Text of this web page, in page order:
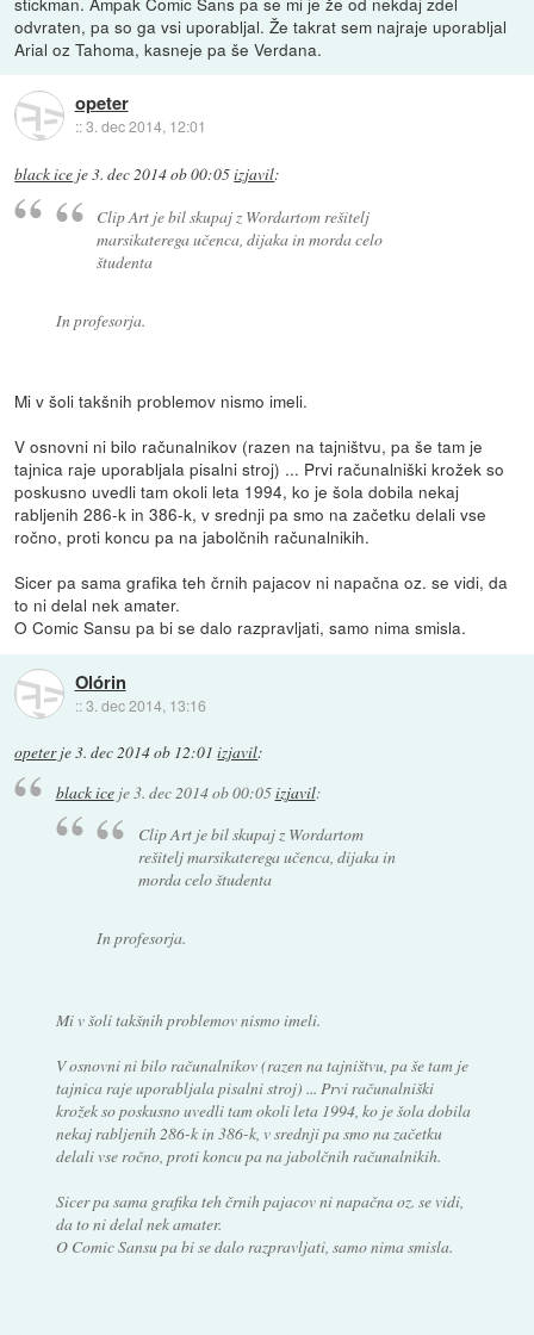
odvraten, pa so ga vsi uporabljal. Že takrat sem najraje uporabljal
Arial oz Tahoma, kasneje pa še Verdana.
opeter
::3. dec 2014, 12:01
black ice je3. dec 2014 ob 00:05izjavil:
Clip Art je bil skupaj z Wordartom rešitelj
marsikaterega učenca, dijaka in morda celo
študenta
In profesorja.
Mi v šoli takšnih problemov nismo imeli.
V osnovni ni bilo računalnikov (razen na tajništvu, pa še tam je
tajnica raje uporabljala pisalni stroj) ... Prvi računalniški krožek so
poskusno uvedli tam okoli leta 1994, ko je šola dobila nekaj
rabljenih 286-k in 386-k, v srednji pa smo na začetku delali vse
ročno, proti koncu pa na jabolčnih računalnikih.
Sicer pa sama grafika teh črnih pajacov ni napačna oz. se vidi, da
to ni delal nek amater.
O Comic Sansu pa bi se dalo razpravljati, samo nima smisla.
Olórin
::3. dec 2014, 13:16
opeterje3. dec 2014 ob 12:01 izjavil:
black iceje3. dec 2014 ob 00:05izjavil:
Clip Art je bil skupaj z Wordartom
rešitelj marsikaterega učenca, dijaka in
morda celo študenta
In profesorja.
Mi v šoli takšnih problemov nismo imeli.
V osnovni ni bilo računalnikov (razen na tajništvu, pa še tam je
tajnica raje uporabljala pisalni stroj) ... Prvi računalniški
krožek so poskusno uvedli tam okoli leta 1994, ko je šola dobila
nekaj rabljenih 286-k in 386-k, v srednji pa smo na začetku
delali vse ročno, proti koncu pa na jabolčnih računalnikih.
Sicer pa sama grafika teh črnih pajacov ni napačna oz. se vidi,
da to ni delal nek amater.
O Comic Sansu pa bi se dalo razpravljati, samo nima smisla.